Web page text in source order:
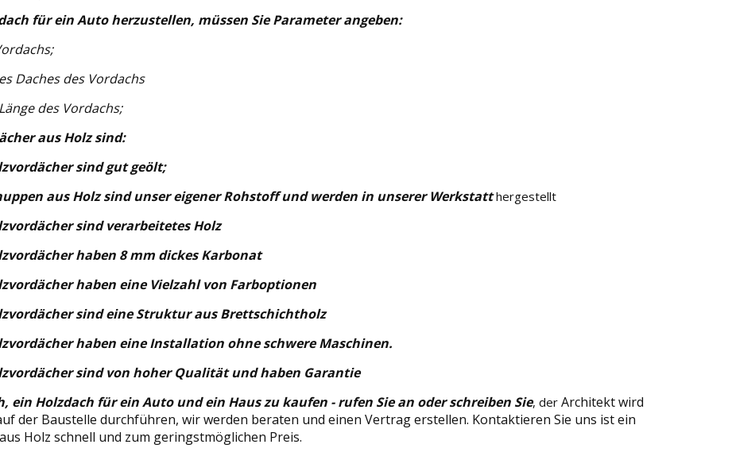
für ein Auto herzustellen, müssen Sie Parameter angeben:
Daches des Vordachs
des Vordachs;
aus Holz sind:
sind gut geölt;
aus Holz sind unser eigener Rohstoff und werden in unserer Werkstatthergestellt
sind verarbeitetes Holz
haben 8 mm dickes Karbonat
haben eine Vielzahl von Farboptionen
sind eine Struktur aus Brettschichtholz
haben eine Installation ohne schwere Maschinen.
sind von hoher Qualität und haben Garantie
ein Holzdach für ein Auto und ein Haus zu kaufen - rufen Sie an oder schreiben Sie, der Architekt wird
der Baustelle durchführen, wir werden beraten und einen Vertrag erstellen. Kontaktieren Sie uns ist ein
Holz schnell und zum geringstmöglichen Preis.